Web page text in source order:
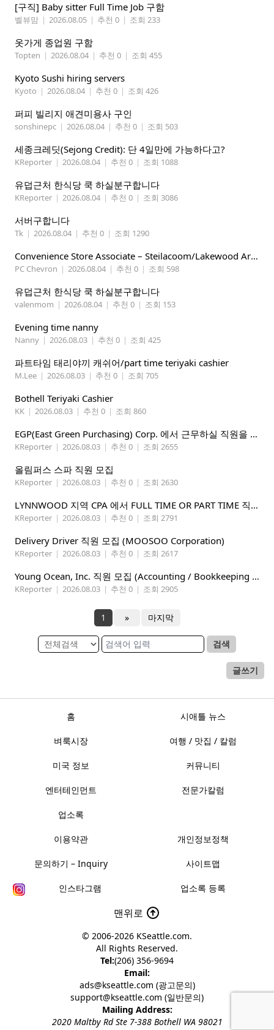
[구직] Baby sitter Full Time Job 구함
벨뷰맘 | 2026.08.05 | 추천 0 | 조회 233
옷가게 종업원 구함
Topten | 2026.08.04 | 추천 0 | 조회 455
Kyoto Sushi hiring servers
Kyoto | 2026.08.04 | 추천 0 | 조회 426
퍼피 빌리지 애견미용사 구인
sonshinepc | 2026.08.04 | 추천 0 | 조회 503
세종크레딧(Sejong Credit): 단 4일만에 가능하다고?
KReporter | 2026.08.04 | 추천 0 | 조회 1088
유덥근처 한식당 쿡 하실분구합니다
KReporter | 2026.08.04 | 추천 0 | 조회 3086
서버구합니다
Tk | 2026.08.04 | 추천 0 | 조회 1290
Convenience Store Associate – Steilacoom/Lakewood Area, $19 -$21/hr
PC Chevron | 2026.08.04 | 추천 0 | 조회 598
유덥근처 한식당 쿡 하실분구합니다
valenmom | 2026.08.04 | 추천 0 | 조회 153
Evening time nanny
Nanny | 2026.08.03 | 추천 0 | 조회 425
파트타임 태리야끼 캐쉬어/part time teriyaki cashier
M.Lee | 2026.08.03 | 추천 0 | 조회 705
Bothell Teriyaki Cashier
KK | 2026.08.03 | 추천 0 | 조회 860
EGP(East Green Purchasing) Corp. 에서 근무하실 직원을 아래와 같이 모집합니다.
KReporter | 2026.08.03 | 추천 0 | 조회 2655
올림퍼스 스파 직원 모집
KReporter | 2026.08.03 | 추천 0 | 조회 2630
LYNNWOOD 지역 CPA 에서 FULL TIME OR PART TIME 직원을 찾습니다
KReporter | 2026.08.03 | 추천 0 | 조회 2791
Delivery Driver 직원 모집 (MOOSOO Corporation)
KReporter | 2026.08.03 | 추천 0 | 조회 2617
Young Ocean, Inc. 직원 모집 (Accounting / Bookkeeping 분야)
KReporter | 2026.08.03 | 추천 0 | 조회 2905
1 » 마지막
검색
글쓰기
홈 시애틀 뉴스
벼룩시장 여행 / 맛집 / 칼럼
미국 정보 커뮤니티
엔터테인먼트 전문가칼럼
업소록
이용약관 개인정보정책
문의하기 – Inquiry 사이트맵
인스타그램 업소록 등록
맨위로
© 2006-2026 KSeattle.com.
All Rights Reserved.
Tel:(206) 356-9694
Email:
ads@kseattle.com (광고문의)
support@kseattle.com (일반문의)
Mailing Address:
2020 Maltby Rd Ste 7-388 Bothell WA 98021